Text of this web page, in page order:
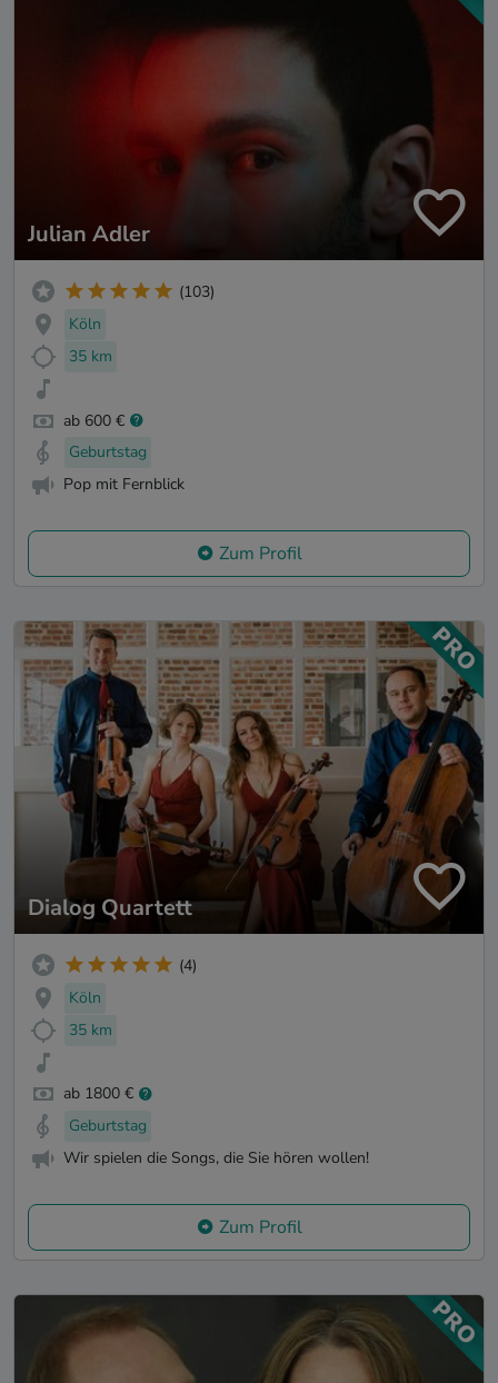
Julian Adler
(103)
Köln
35 km
ab 600 €
Geburtstag
Pop mit Fernblick
Zum Profil
Dialog Quartett
(4)
Köln
35 km
ab 1800 €
Geburtstag
Wir spielen die Songs, die Sie hören wollen!
Zum Profil